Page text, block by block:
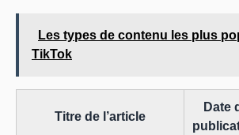
Les types de contenu les plus
TikTok
Titre de l’article
Date